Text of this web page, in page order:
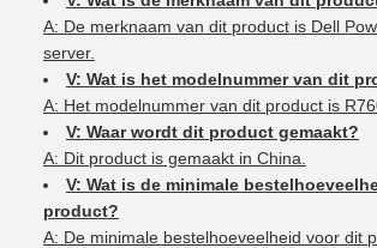
A: De merknaam van dit product is Dell
server.
V: Wat is het modelnummer van dit
A: Het modelnummer van dit product is
V: Waar wordt dit product gemaakt?
A: Dit product is gemaakt in China.
V: Wat is de minimale
product?
A: De minimale bestelhoeveelheid voor dit